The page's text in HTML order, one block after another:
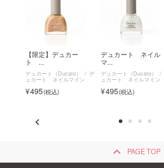
【限定】デュカー
ト ...
デュカート（Ducato） デ
ュカート ネイルマイン
495
デュカート ネイル
マ...
デュカート（Ducato）
ュカート ネイルマイン
495
keyboard_arrow_up PAGE TOP